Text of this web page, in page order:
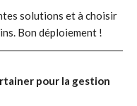
solutions et à choisir
Bon déploiement !
pour la gestion